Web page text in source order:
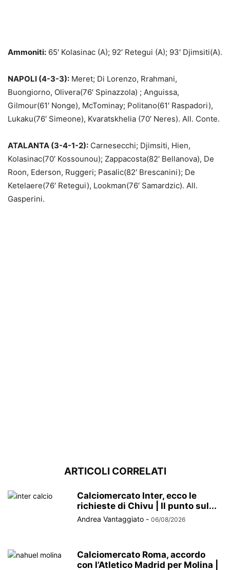
Ammoniti: 65′ Kolasinac (A); 92′ Retegui (A); 93′ Djimsiti(A).
NAPOLI (4-3-3): Meret; Di Lorenzo, Rrahmani,
Buongiorno, Olivera(76′ Spinazzola) ; Anguissa,
Gilmour(61′ Nonge), McTominay; Politano(61′ Raspadori),
Lukaku(76′ Simeone), Kvaratskhelia (70′ Neres). All. Conte.
ATALANTA (3-4-1-2): Carnesecchi; Djimsiti, Hien,
Kolasinac(70′ Kossounou); Zappacosta(82′ Bellanova), De
Roon, Ederson, Ruggeri; Pasalic(82′ Brescanini); De
Ketelaere(76′ Retegui), Lookman(76′ Samardzic). All.
Gasperini.
ARTICOLI CORRELATI
Calciomercato Inter, ecco le
richieste di Chivu | Il punto sul...
Andrea Vantaggiato - 06/08/2026
Calciomercato Roma, accordo
con l’Atletico Madrid per Molina |